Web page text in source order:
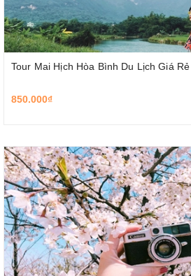
Tour Mai Hịch Hòa Bình Du Lịch Giá
850.000₫